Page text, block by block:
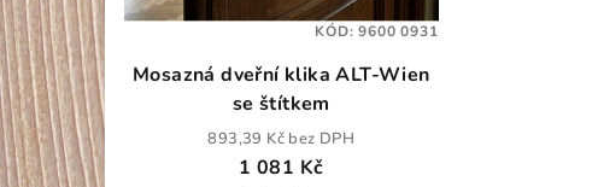
Mosazná dveřní klika ALT-Wien
se štítkem
893,39 Kč bez DPH
1 081 Kč
KÓD:9600 0931